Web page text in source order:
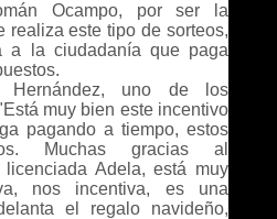
Ocampo, por ser la
realiza este tipo de sorteos,
a la ciudadanía que paga
Hernández, uno de los
muy bien este incentivo
pagando a tiempo, estos
Muchas gracias al
Adela, está muy
nos incentiva, es una
el regalo navideño,